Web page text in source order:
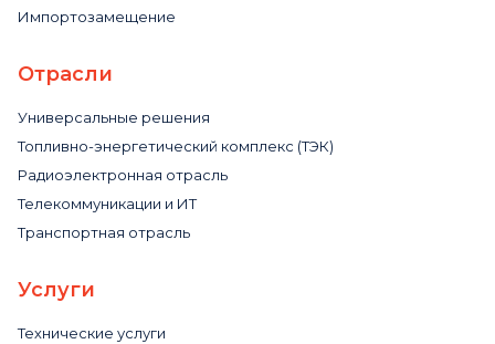
Импортозамещение
Отрасли
Универсальные решения
Топливно-энергетический комплекс (ТЭК)
Радиоэлектронная отрасль
Телекоммуникации и ИТ
Транспортная отрасль
Услуги
Технические услуги